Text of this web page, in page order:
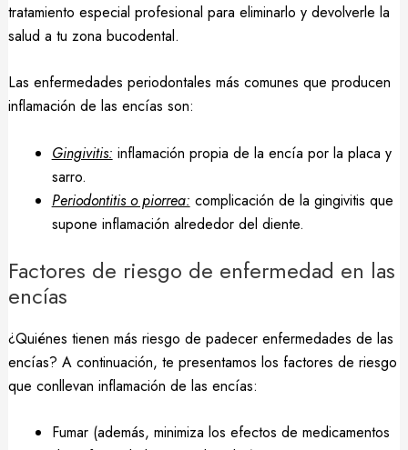
tratamiento especial profesional para eliminarlo y devolverle la
salud a tu zona bucodental.
Las enfermedades periodontales más comunes que producen
inflamación de las encías son:
Gingivitis: inflamación propia de la encía por la placa y
sarro.
Periodontitis o piorrea: complicación de la gingivitis que
supone inflamación alrededor del diente.
Factores de riesgo de enfermedad en las
encías
¿Quiénes tienen más riesgo de padecer enfermedades de las
encías? A continuación, te presentamos los factores de riesgo
que conllevan inflamación de las encías:
Fumar (además, minimiza los efectos de medicamentos